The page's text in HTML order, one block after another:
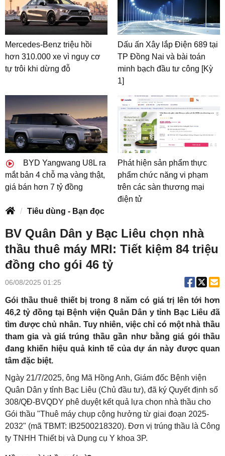
Mercedes-Benz triệu hồi
hơn 310.000 xe vì nguy cơ
tự trôi khi dừng đỗ
Dấu ấn Xây lắp Điện 689 tại
TP Đồng Nai và bài toán
minh bạch đầu tư công [Kỳ
1]
BYD Yangwang U8L ra
mắt bản 4 chỗ mạ vàng thật,
giá bán hơn 7 tỷ đồng
Phát hiện sản phẩm thực
phẩm chức năng vi phạm
trên các sàn thương mại
điện tử
Tiêu dùng - Bạn đọc
BV Quân Dân y Bạc Liêu chọn nhà
thầu thuê máy MRI: Tiết kiệm 84 triệu
đồng cho gói 46 tỷ
06/08/2025 01:25
Gói thầu thuê thiết bị trong 8 năm có giá trị lên tới hơn
46,2 tỷ đồng tại Bệnh viện Quân Dân y tỉnh Bạc Liêu đã
tìm được chủ nhân. Tuy nhiên, việc chỉ có một nhà thầu
tham gia và giá trúng thầu gần như bằng giá gói thầu
đang khiến hiệu quả kinh tế của dự án này được quan
tâm đặc biệt.
Ngày 21/7/2025, ông Mã Hồng Anh, Giám đốc Bệnh viện
Quân Dân y tỉnh Bạc Liêu (Chủ đầu tư), đã ký Quyết định số
308/QĐ-BVQDY phê duyệt kết quả lựa chọn nhà thầu cho
Gói thầu "Thuê máy chụp cộng hưởng từ giai đoạn 2025-
2032" (mã TBMT: IB2500218320). Đơn vị trúng thầu là Công
ty TNHH Thiết bị và Dụng cụ Y khoa 3P.